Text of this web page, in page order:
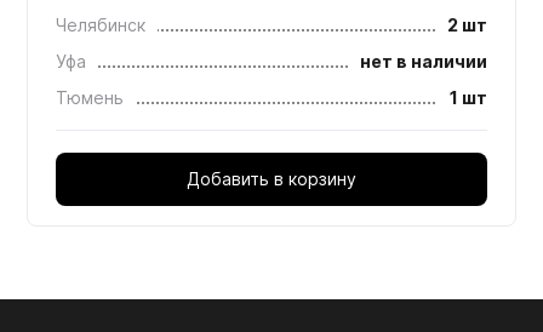
Челябинск
2 шт
Уфа
нет в наличии
Тюмень
1 шт
Добавить в корзину